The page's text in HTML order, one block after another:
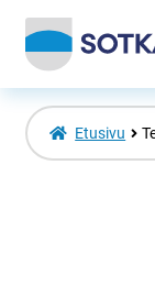
Tapahtumat
Etusivu